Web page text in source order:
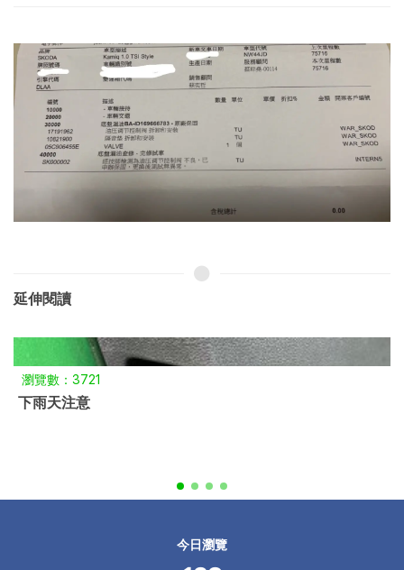
延伸閱讀
瀏覽數：3721
下雨天注意
今日瀏覽